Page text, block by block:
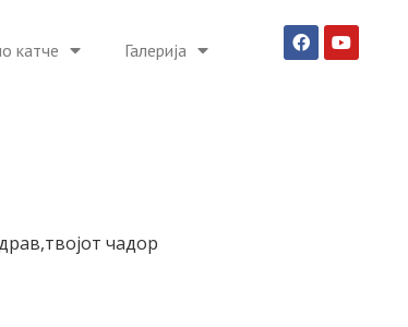
катче Галерија
чадор